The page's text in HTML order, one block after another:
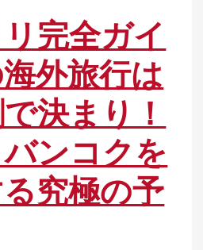
リ完全ガイ
外旅行は
決まり！
ンコクを
究極の予